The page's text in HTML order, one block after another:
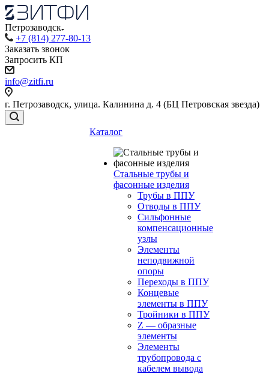
Петрозаводск
+7 (814) 277-80-13
Заказать звонок
Запросить КП
info@zitfi.ru
г. Петрозаводск, улица. Калинина д. 4 (БЦ Петровская звезда)
Каталог
Стальные трубы и
фасонные изделия
Трубы в ППУ
Отводы в ППУ
Сильфонные
компенсационные
узлы
Элементы
неподвижной
опоры
Переходы в ППУ
Концевые
элементы в ППУ
Тройники в ППУ
Z — образные
элементы
Элементы
трубопровода с
кабелем вывода